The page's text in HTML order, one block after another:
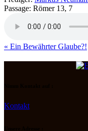
Passage: Römer 13, 7
« Ein Bewährter Glaube?!
Kontakt